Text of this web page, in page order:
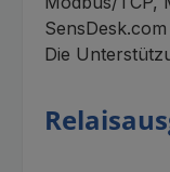
Die